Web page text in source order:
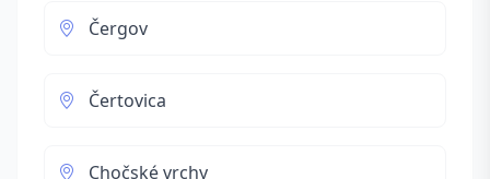
Čergov
Čertovica
Chočské vrchy